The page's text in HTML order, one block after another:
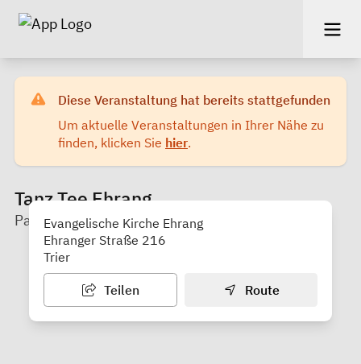
Diese Veranstaltung hat bereits stattgefunden
Um aktuelle Veranstaltungen in Ihrer Nähe zu
finden, klicken Sie hier.
Tanz Tee Ehrang
Palais e.V.
Evangelische Kirche Ehrang
Ehranger Straße 216
Trier
Teilen Route